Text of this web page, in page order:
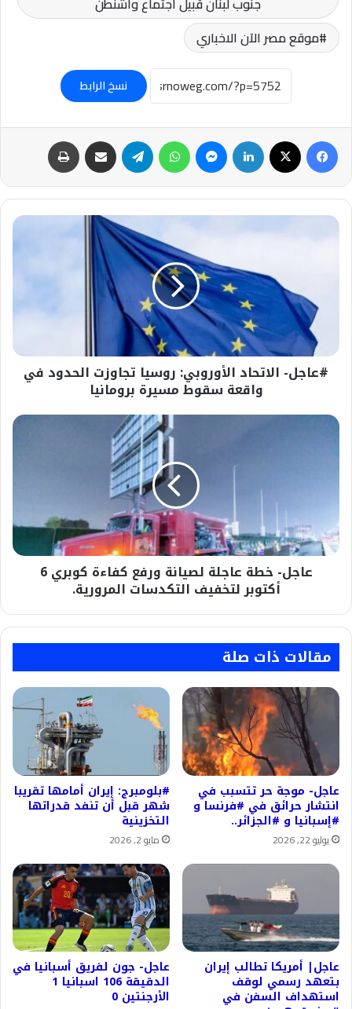
موقع مصر الآن الاخباري
نسخ الرابط
فيسبوك لينكدإن ماسنجر واتساب تيلقرام مشاركة عبر البريد
#عاجل-
الاتحاد
الحدود
واقعة
سقوط
مسيرة
#عاجل- الاتحاد الأوروبي: روسيا تجاوزت الحدود في
واقعة سقوط مسيرة برومانيا
عاجل-
كوبري
6
أكتوبر
لتخفيف
عاجل- خطة عاجلة لصيانة ورفع كفاءة كوبري 6
أكتوبر لتخفيف التكدسات المرورية.
مقالات ذات صلة
عاجل- موجة حر تتسبب في
انتشار حرائق في #فرنسا و
#إسبانيا و #الجزائر..
يوليو 22, 2026
#بلومبرج: إيران أمامها تقريبا
شهر قبل أن تنفد قدراتها
التخزينية
مايو 2, 2026
عاجل| أمريكا تطالب إيران
بتعهد رسمي لوقف
استهداف السفن في
عاجل- جون لفريق أسبانيا في
الدقيقة 106 اسبانيا 1
الأرجنتين 0